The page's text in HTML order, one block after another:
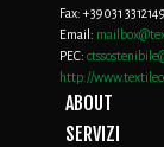
Fax: +39 031 3312149
Email:
PEC:
http://
ABOUT
SERVIZI